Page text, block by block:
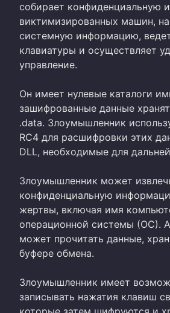
собирает конфиденциальную
виктимизированных машин,
системную информацию,
клавиатуры и осуществляет
управление.
Он имеет нулевые каталоги
зашифрованные данные
.data. Злоумышленник
RC4 для расшифровки этих
DLL, необходимые для
Злоумышленник может
конфиденциальную
жертвы, включая имя
операционной системы (ОС).
может прочитать данные,
буфере обмена.
Злоумышленник имеет
записывать нажатия клавиш